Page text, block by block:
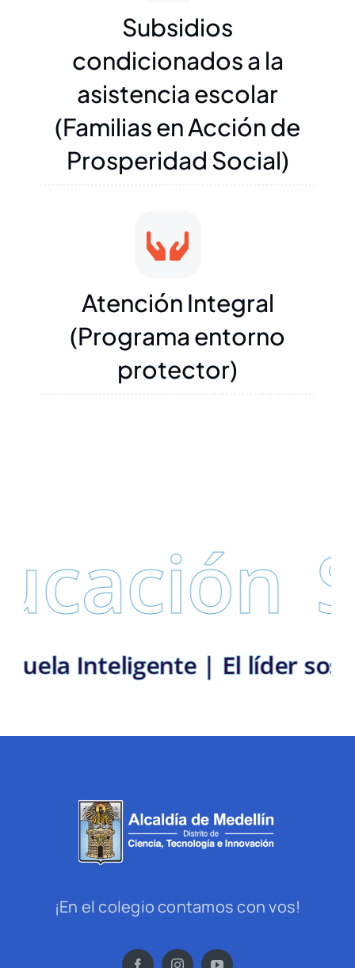
Subsidios
condicionados a la
asistencia escolar
(Familias en Acción de
Prosperidad Social)
Atención Integral
(Programa entorno
protector)
Escuela Inteligente | El líder
¡En el colegio contamos con vos!